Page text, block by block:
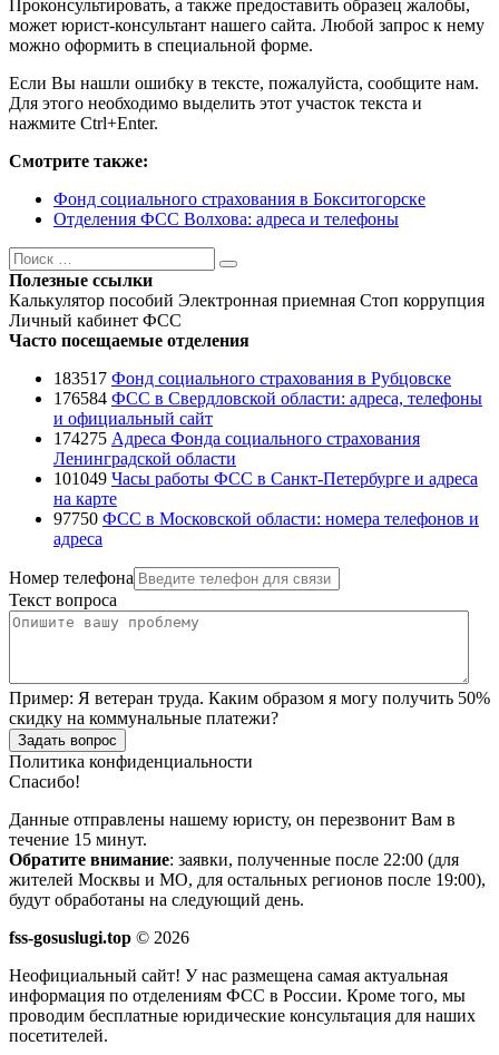
Проконсультировать, а также предоставить образец жалобы,
может юрист-консультант нашего сайта. Любой запрос к нему
можно оформить в специальной форме.
Если Вы нашли ошибку в тексте, пожалуйста, сообщите нам.
Для этого необходимо выделить этот участок текста и
нажмите Ctrl+Enter.
Смотрите также:
Фонд социального страхования в Бокситогорске
Отделения ФСС Волхова: адреса и телефоны
Поиск
Поиск
Полезные ссылки
Калькулятор пособий Электронная приемная Стоп коррупция
Личный кабинет ФСС
Часто посещаемые отделения
183517 Фонд социального страхования в Рубцовске
176584 ФСС в Свердловской области: адреса, телефоны
и официальный сайт
174275 Адреса Фонда социального страхования
Ленинградской области
101049 Часы работы ФСС в Санкт-Петербурге и адреса
на карте
97750 ФСС в Московской области: номера телефонов и
адреса
Номер телефона
Текст вопроса
Пример: Я ветеран труда. Каким образом я могу получить 50%
скидку на коммунальные платежи?
Задать вопрос
Политика конфиденциальности
Спасибо!
Данные отправлены нашему юристу, он перезвонит Вам в
течение 15 минут.
Обратите внимание: заявки, полученные после 22:00 (для
жителей Москвы и МО, для остальных регионов после 19:00),
будут обработаны на следующий день.
fss-gosuslugi.top © 2026
Неофициальный сайт! У нас размещена самая актуальная
информация по отделениям ФСС в России. Кроме того, мы
проводим бесплатные юридические консультация для наших
посетителей.